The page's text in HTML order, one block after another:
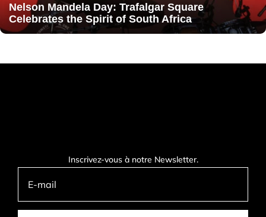
Nelson Mandela Day: Trafalgar Square
Celebrates the Spirit of South Africa
Inscrivez-vous à notre Newsletter.